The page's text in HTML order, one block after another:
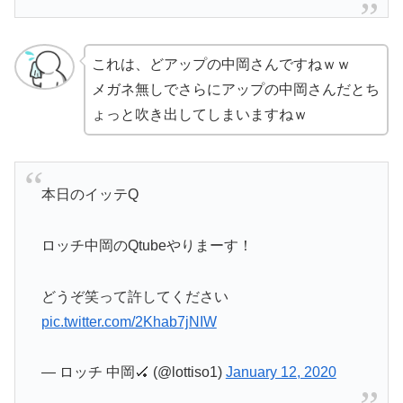
これは、どアップの中岡さんですねｗｗ
メガネ無しでさらにアップの中岡さんだとち
ょっと吹き出してしまいますねｗ
本日のイッテQ
ロッチ中岡のQtubeやりまーす！
どうぞ笑って許してください
pic.twitter.com/2Khab7jNIW
— ロッチ 中岡🏑 (@lottiso1) January 12, 2020